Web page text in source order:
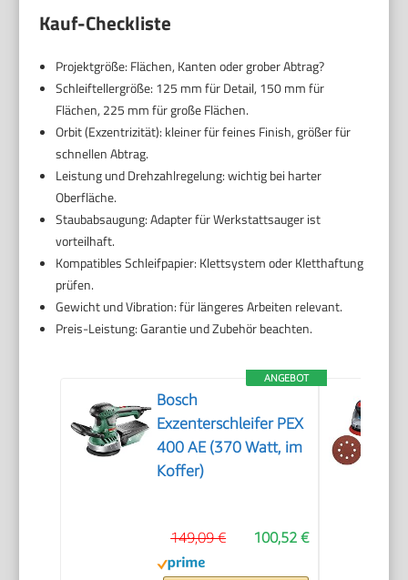
Kauf-Checkliste
Projektgröße: Flächen, Kanten oder grober Abtrag?
Schleiftellergröße: 125 mm für Detail, 150 mm für
Flächen, 225 mm für große Flächen.
Orbit (Exzentrizität): kleiner für feines Finish, größer für
schnellen Abtrag.
Leistung und Drehzahlregelung: wichtig bei harter
Oberfläche.
Staubabsaugung: Adapter für Werkstattsauger ist
vorteilhaft.
Kompatibles Schleifpapier: Klettsystem oder Kletthaftung
prüfen.
Gewicht und Vibration: für längeres Arbeiten relevant.
Preis-Leistung: Garantie und Zubehör beachten.
ANGEBOT
Bosch
Exzenterschleifer PEX
400 AE (370 Watt, im
Koffer)
100,52 €
149,09 €